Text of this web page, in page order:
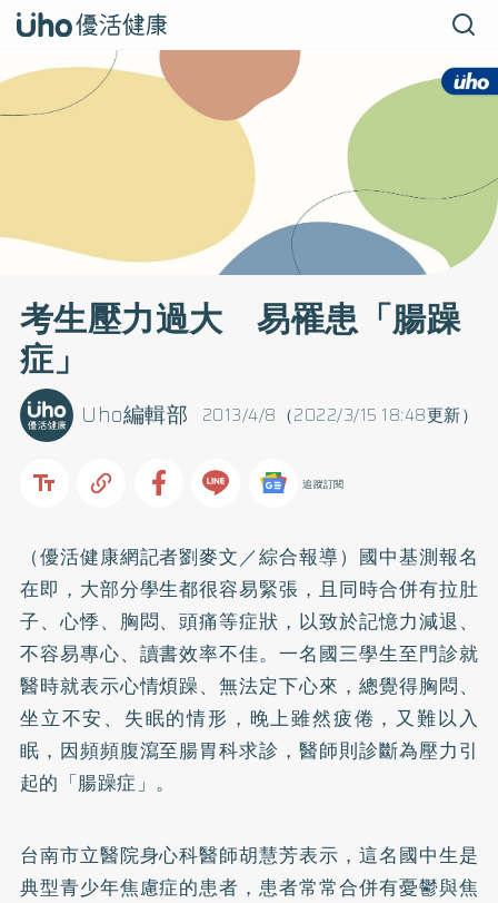
考生壓力過大 易罹患「腸躁
症」
2013/4/8（2022/3/15 18:48更新）
Uho編輯部
追蹤訂閱
（優活健康網記者劉麥文／綜合報導）國中基測報名
在即，大部分學生都很容易緊張，且同時合併有拉肚
子、心悸、胸悶、頭痛等症狀，以致於記憶力減退、
不容易專心、讀書效率不佳。一名國三學生至門診就
醫時就表示心情煩躁、無法定下心來，總覺得胸悶、
坐立不安、 失眠的情形，晚上雖然疲倦，又難以入
眠，因頻頻腹瀉至腸胃科求診，醫師則診斷為壓力引
起的「腸躁症 」。
台南市立醫院身心科醫師胡慧芳表示，這名國中生是
典型青少年焦慮症的患者，患者常常合併有憂鬱與焦